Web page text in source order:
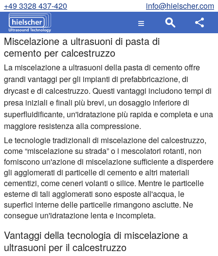
+49 3328 437-420 info@hielscher.com
Miscelazione a ultrasuoni di pasta di
cemento per calcestruzzo
La miscelazione a ultrasuoni della pasta di cemento offre
grandi vantaggi per gli impianti di prefabbricazione, di
drycast e di calcestruzzo. Questi vantaggi includono tempi di
presa iniziali e finali più brevi, un dosaggio inferiore di
superfluidificante, un'idratazione più rapida e completa e una
maggiore resistenza alla compressione.
Le tecnologie tradizionali di miscelazione del calcestruzzo,
come “miscelazione su strada” o i mescolatori rotanti, non
forniscono un'azione di miscelazione sufficiente a disperdere
gli agglomerati di particelle di cemento e altri materiali
cementizi, come ceneri volanti o silice. Mentre le particelle
esterne di tali agglomerati sono esposte all'acqua, le
superfici interne delle particelle rimangono asciutte. Ne
consegue un'idratazione lenta e incompleta.
Vantaggi della tecnologia di miscelazione a
ultrasuoni per il calcestruzzo